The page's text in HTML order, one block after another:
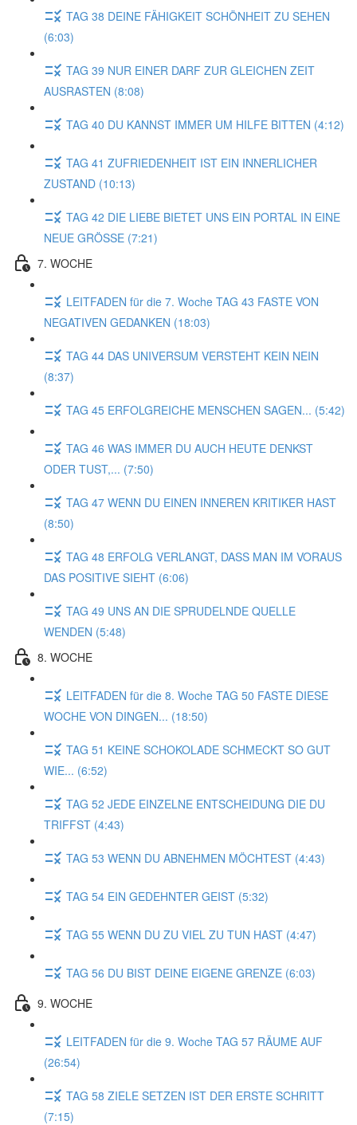
TAG 38 DEINE FÄHIGKEIT SCHÖNHEIT ZU SEHEN
(6:03)
TAG 39 NUR EINER DARF ZUR GLEICHEN ZEIT
AUSRASTEN (8:08)
TAG 40 DU KANNST IMMER UM HILFE BITTEN (4:12)
TAG 41 ZUFRIEDENHEIT IST EIN INNERLICHER
ZUSTAND (10:13)
TAG 42 DIE LIEBE BIETET UNS EIN PORTAL IN EINE
NEUE GRÖSSE (7:21)
7. WOCHE
LEITFADEN für die 7. Woche TAG 43 FASTE VON
NEGATIVEN GEDANKEN (18:03)
TAG 44 DAS UNIVERSUM VERSTEHT KEIN NEIN
(8:37)
TAG 45 ERFOLGREICHE MENSCHEN SAGEN... (5:42)
TAG 46 WAS IMMER DU AUCH HEUTE DENKST
ODER TUST,... (7:50)
TAG 47 WENN DU EINEN INNEREN KRITIKER HAST
(8:50)
TAG 48 ERFOLG VERLANGT, DASS MAN IM VORAUS
DAS POSITIVE SIEHT (6:06)
TAG 49 UNS AN DIE SPRUDELNDE QUELLE
WENDEN (5:48)
8. WOCHE
LEITFADEN für die 8. Woche TAG 50 FASTE DIESE
WOCHE VON DINGEN... (18:50)
TAG 51 KEINE SCHOKOLADE SCHMECKT SO GUT
WIE... (6:52)
TAG 52 JEDE EINZELNE ENTSCHEIDUNG DIE DU
TRIFFST (4:43)
TAG 53 WENN DU ABNEHMEN MÖCHTEST (4:43)
TAG 54 EIN GEDEHNTER GEIST (5:32)
TAG 55 WENN DU ZU VIEL ZU TUN HAST (4:47)
TAG 56 DU BIST DEINE EIGENE GRENZE (6:03)
9. WOCHE
LEITFADEN für die 9. Woche TAG 57 RÄUME AUF
(26:54)
TAG 58 ZIELE SETZEN IST DER ERSTE SCHRITT
(7:15)